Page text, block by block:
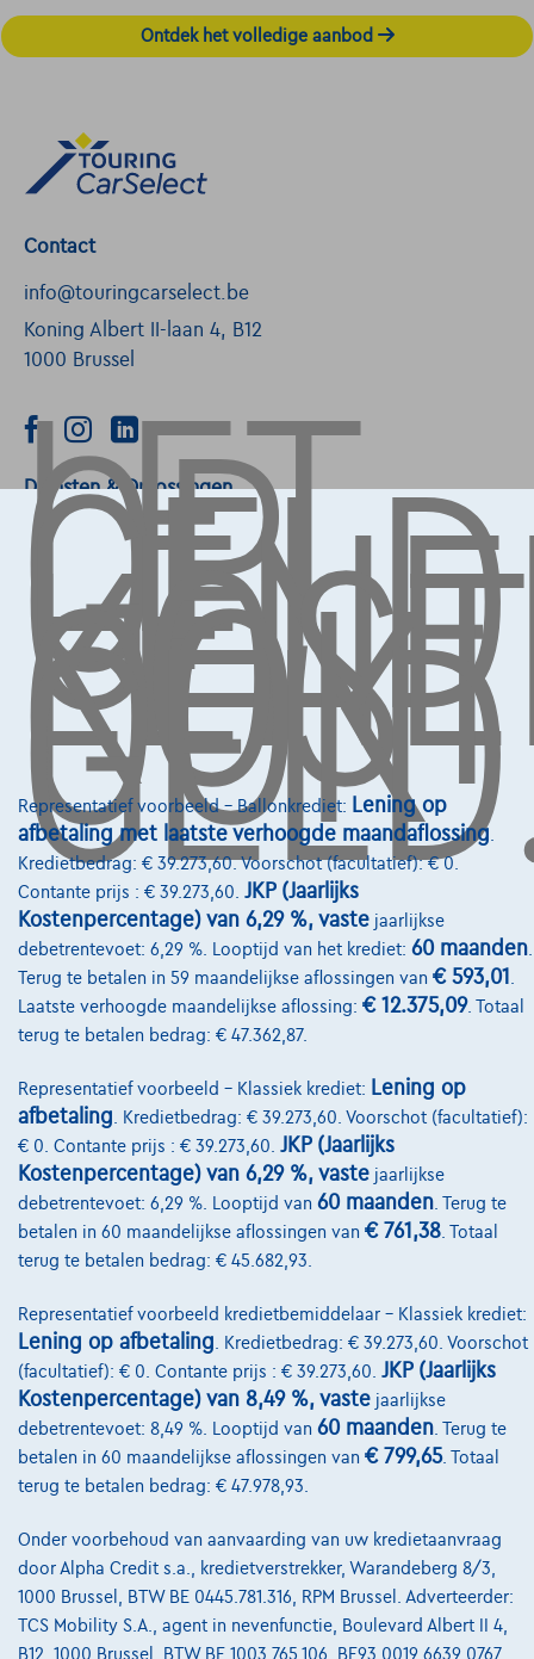
Ontdek het volledige aanbod
LET
OP,
GELD
KOST
OOK
Representatief voorbeeld – Ballonkrediet: Lening op
afbetaling met laatste verhoogde maandaflossing.
Kredietbedrag: € 39.273,60. Voorschot (facultatief): € 0.
Contante prijs : € 39.273,60. JKP (Jaarlijks
Kostenpercentage) van 6,29 %, vaste jaarlijkse
debetrentevoet: 6,29 %. Looptijd van het krediet: 60 maanden.
Terug te betalen in 59 maandelijkse aflossingen van € 593,01 .
Laatste verhoogde maandelijkse aflossing: € 12.375,09. Totaal
terug te betalen bedrag: € 47.362,87.
Representatief voorbeeld – Klassiek krediet: Lening op
afbetaling . Kredietbedrag: € 39.273,60. Voorschot (facultatief):
€ 0. Contante prijs : € 39.273,60. JKP (Jaarlijks
Kostenpercentage) van 6,29 %, vaste jaarlijkse
debetrentevoet: 6,29 %. Looptijd van 60 maanden . Terug te
betalen in 60 maandelijkse aflossingen van € 761,38 . Totaal
terug te betalen bedrag: € 45.682,93.
Representatief voorbeeld kredietbemiddelaar – Klassiek krediet:
Lening op afbetaling . Kredietbedrag: € 39.273,60. Voorschot
(facultatief): € 0. Contante prijs : € 39.273,60. JKP (Jaarlijks
Kostenpercentage) van 8,49 %, vaste jaarlijkse
debetrentevoet: 8,49 %. Looptijd van 60 maanden . Terug te
betalen in 60 maandelijkse aflossingen van € 799,65. Totaal
terug te betalen bedrag: € 47.978,93.
Onder voorbehoud van aanvaarding van uw kredietaanvraag
door Alpha Credit s.a., kredietverstrekker, Warandeberg 8/3,
1000 Brussel, BTW BE 0445.781.316, RPM Brussel. Adverteerder:
TCS Mobility S.A., agent in nevenfunctie, Boulevard Albert II 4,
B12, 1000 Brussel, BTW BE 1003.765.106, BE93 0019 6639 0767,
Contact
info@touringcarselect.be
Koning Albert II-laan 4, B12
1000 Brussel
Diensten & Oplossingen
Pechverhelping verzekering
Financiering
Autoverzekering
Lease en persoonlijke lease
Over Ons
Word klant
Wie zijn we
Kwaliteitscharter
Onze dealers
Onze partners
Onze team
@2024 TCS Mobility SA/NV Copyright
Algemene Voorwaarden
Bijstandsvoorwaarden
Privacyverklaring
Cookiebeleid
Kwaliteitscharter
Site Map